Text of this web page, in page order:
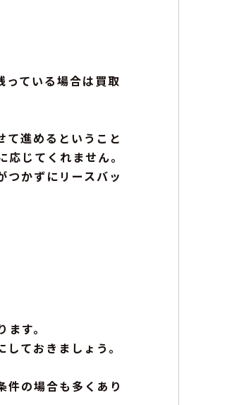
っている場合は買取
て進めるということ
じてくれません。
つかずにリースバッ
す。
ておきましょう。
件の場合も多くあり